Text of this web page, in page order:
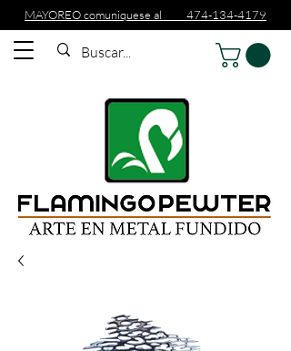
MAYOREO comuniquese al 474-134-4179